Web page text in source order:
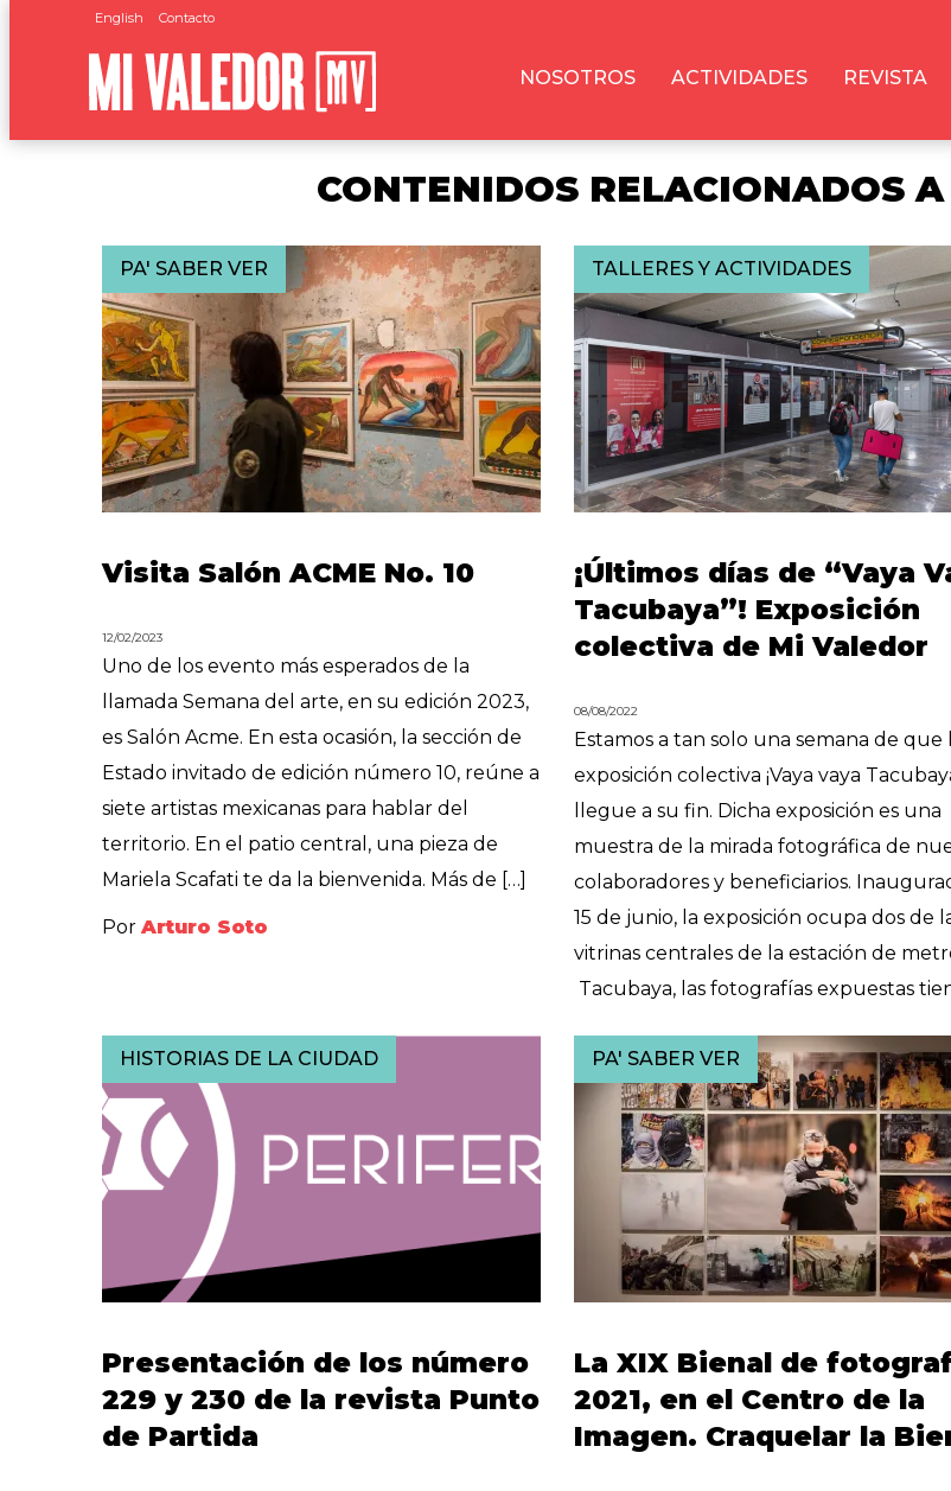
English Contacto
NOSOTROS ACTIVIDADES REVISTA
CONTENIDOS RELACIONADOS
PA' SABER VER
Visita Salón ACME No. 10
12/02/2023
Uno de los evento más esperados de la
llamada Semana del arte, en su edición 2023,
es Salón Acme. En esta ocasión, la sección de
Estado invitado de edición número 10, reúne a
siete artistas mexicanas para hablar del
territorio. En el patio central, una pieza de
Mariela Scafati te da la bienvenida. Más de […]
PorArturo Soto
TALLERES Y ACTIVIDADES
¡Últimos días de “Vaya
Tacubaya”! Exposición
colectiva de Mi Valedor
08/08/2022
Estamos a tan solo una semana de que
exposición colectiva ¡Vaya vaya
llegue a su fin. Dicha exposición es una
muestra de la mirada fotográfica de
colaboradores y beneficiarios.
15 de junio, la exposición ocupa dos de
vitrinas centrales de la estación de
Tacubaya, las fotografías expuestas
HISTORIAS DE LA CIUDAD
Presentación de los número
229 y 230 de la revista Punto
de Partida
PA' SABER VER
La XIX Bienal de
2021, en el Centro de la
Imagen. Craquelar la